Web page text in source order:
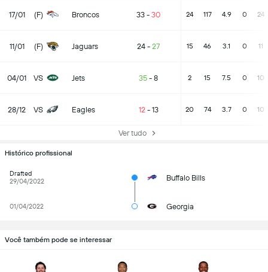
17/01 (F) Broncos 33 - 30 24 117 4.9 0 24
11/01 (F) Jaguars 24 - 27 15 46 3.1 0 11
04/01 VS Jets 35 - 8 2 15 7.5 0 10
28/12 VS Eagles 12- 13 20 74 3.7 0 10
Ver tudo
Histórico profissional
Drafted
29/04/2022
Buffalo Bills
01/04/2022 Georgia
Você também pode se interessar